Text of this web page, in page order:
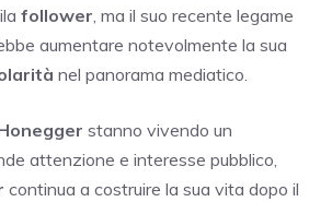
follower, ma il suo recente legame
aumentare notevolmente la sua
nel panorama mediatico.
stanno vivendo un
attenzione e interesse pubblico,
continua a costruire la sua vita dopo il